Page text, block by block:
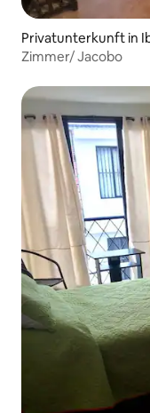
Privatunterkunft in
Zimmer/ Jacobo